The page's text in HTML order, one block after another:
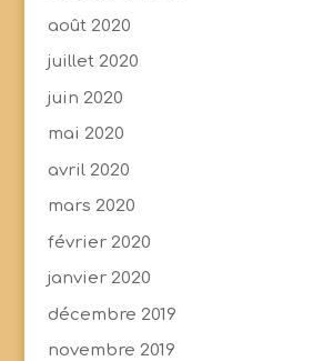
août 2020
juillet 2020
juin 2020
mai 2020
avril 2020
mars 2020
février 2020
janvier 2020
décembre 2019
novembre 2019